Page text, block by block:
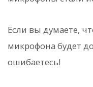
Если вы думаете,
микрофона будет
ошибаетесь!